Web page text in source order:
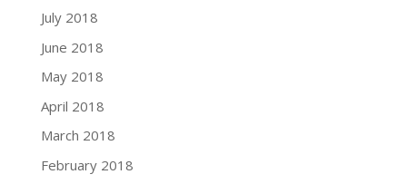
July 2018
June 2018
May 2018
April 2018
March 2018
February 2018